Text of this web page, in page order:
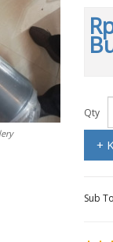
Qty
+
Sub